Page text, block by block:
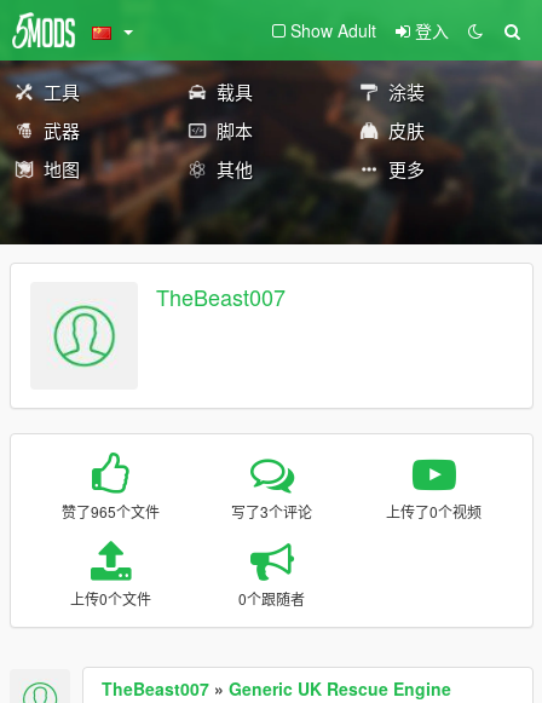
Show Adult 登入
工具 载具
涂装
武器
脚本
皮肤
地图
其他 更多
TheBeast007
赞了965个文件 写了3个评论 上传了0个视频
上传0个文件 0个跟随者
TheBeast007 » Generic UK Rescue Engine